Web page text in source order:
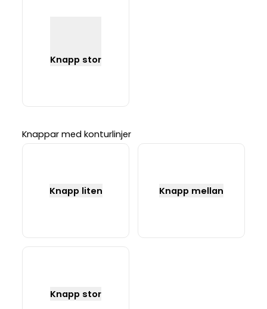
Knapp stor
Knappar med konturlinjer
Knapp liten Knapp mellan
Knapp stor